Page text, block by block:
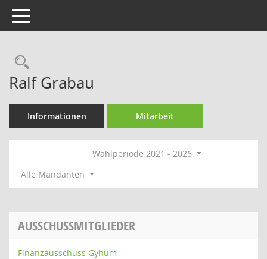
Toggle navigation
Rechercheauswahl
Ralf Grabau
Informationen Mitarbeit
Wahlperiode 2021 - 2026
Alle Mandanten
AUSSCHUSSMITGLIEDER
Finanzausschuss Gyhum